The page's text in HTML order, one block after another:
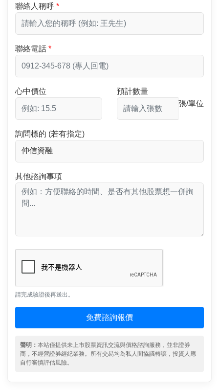
聯絡人稱呼
聯絡電話
心中價位
預計數量
張/單位
詢問標的 (若有指定)
其他諮詢事項
請完成驗證後再送出。
免費諮詢報價
聲明： 本站僅提供未上市股票資訊交流與價格諮詢服務，並非證券
商，不經營證券經紀業務。所有交易均為私人間協議轉讓，投資人應
自行審慎評估風險。